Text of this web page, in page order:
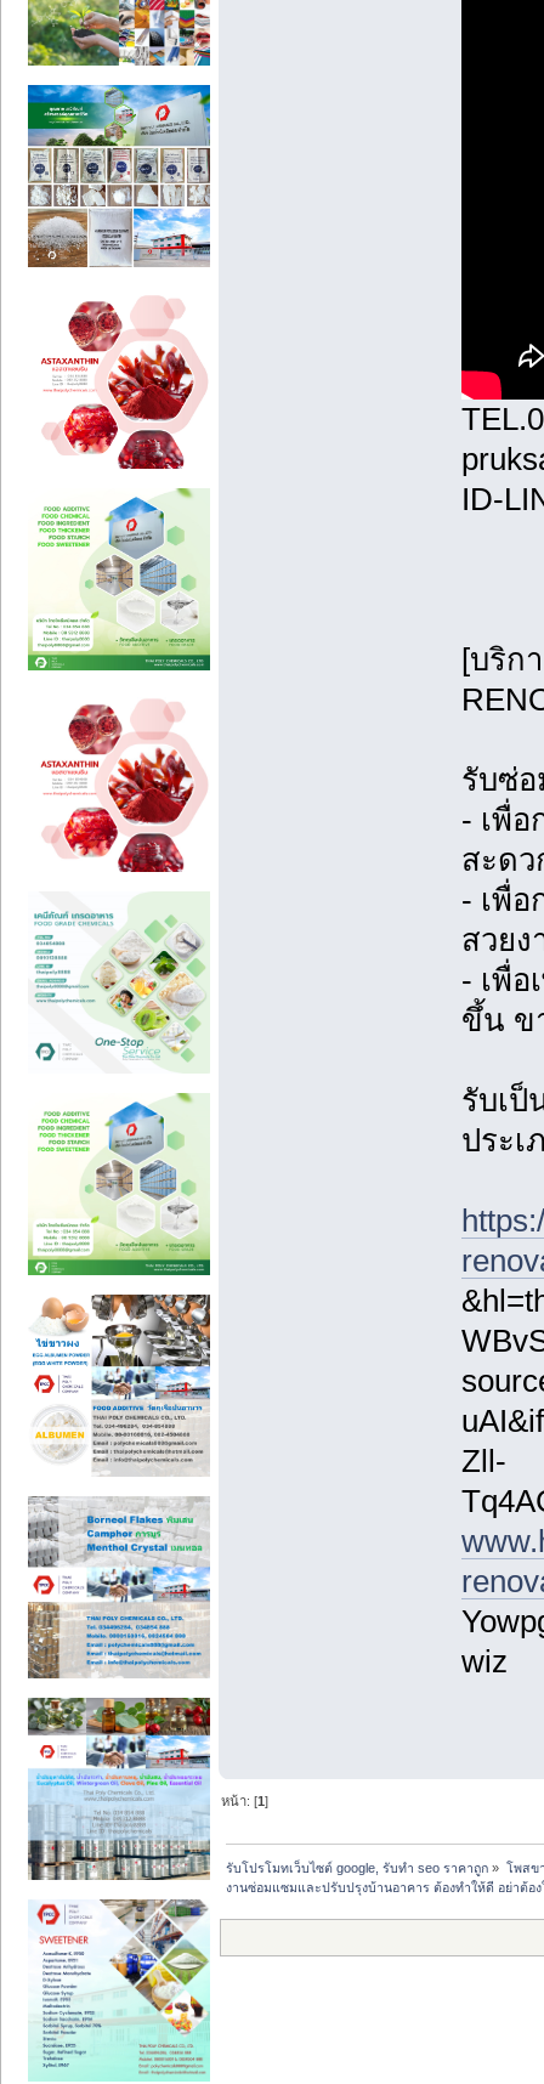
ID-
[บริก
รับซ่อ
- เพื่
สะด
- เพื่
สวยง
- เพื่
ขึ้น ข
รับเ
ประเ
Zll-
wiz
หน้า: [1]
รับโปรโมทเว็บไซต์ google, รับทำ seo ราคาถูก » โพสข
งานซ่อมแซมและปรับปรุงบ้านอาคาร ต้องทำให้ดี อย่าต้อง